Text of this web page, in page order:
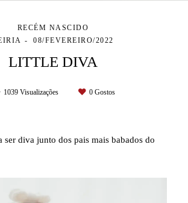
RECÉM NASCIDO
08/FEVEREIRO/2022
LITTLE DIVA
1039Visualizações 0Gostos
ser diva junto dos pais mais babados do